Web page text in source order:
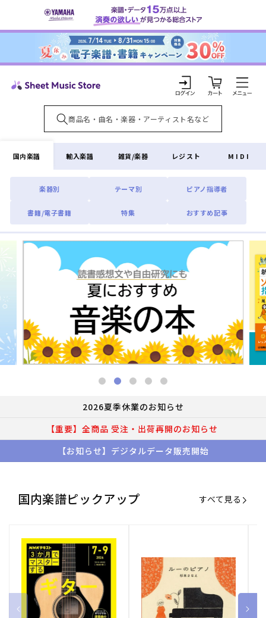
ンツに
ロ
グ
イ
ン
カ
ー
ト
国内楽譜
楽器別 テーマ別 ピアノ指導者
書籍/電子書籍 特集 おすすめ記事
輸入楽譜 雑貨/楽器 レジスト MIDI
2026夏季休業のお知らせ
【重要】全商品 受注・出荷再開のお知らせ
【お知らせ】デジタルデータ販売開始
国内楽譜ピックアップ すべて見る